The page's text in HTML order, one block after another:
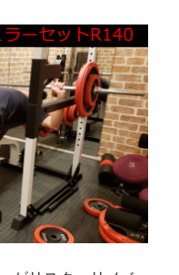
がリスク。リノベ
すためにホームジ
ます。
90歳まで筋トレ！）